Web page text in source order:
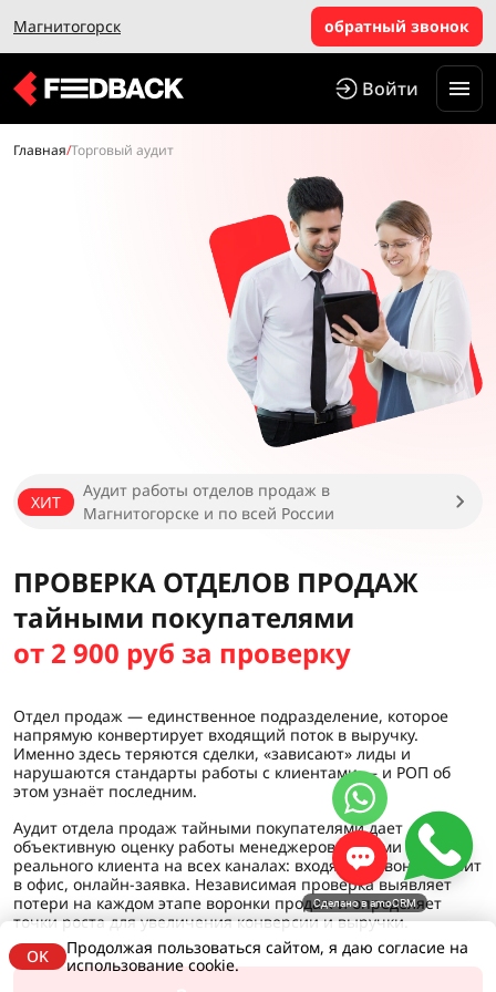
Магнитогорск обратный звонок
Войти
Главная/Торговый аудит
ХИТ
Аудит работы отделов продаж в
Магнитогорске и по всей России
ПРОВЕРКА ОТДЕЛОВ ПРОДАЖ
тайными покупателями
от 2 900 руб за проверку
Отдел продаж — единственное подразделение, которое
напрямую конвертирует входящий поток в выручку.
Именно здесь теряются сделки, «зависают» лиды и
нарушаются стандарты работы с клиентами — и РОП об
этом узнаёт последним.
Аудит отдела продаж тайными покупателями дает
объективную оценку работы менеджеров глазами
реального клиента на всех каналах: входящий звонок, визит
в офис, онлайн-заявка. Независимая проверка выявляет
потери на каждом этапе воронки продаж и определяет
точки роста для увеличения конверсии и выручки.
OK
Продолжая пользоваться сайтом, я даю согласие на
использование cookie.
Сделано в amoCRM